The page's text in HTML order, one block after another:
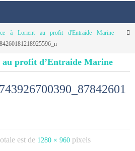
à Lorient au profit d'Entraide Marine
profit d’Entraide Marine
est de 1280 × 960 pixels